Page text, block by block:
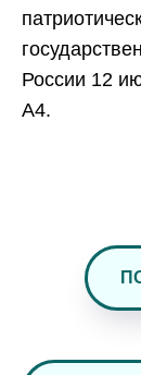
России 12
А4.